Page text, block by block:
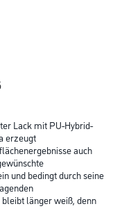
Lack mit PU-Hybrid-
erzeugt
auch
und bedingt durch seine
länger weiß, denn